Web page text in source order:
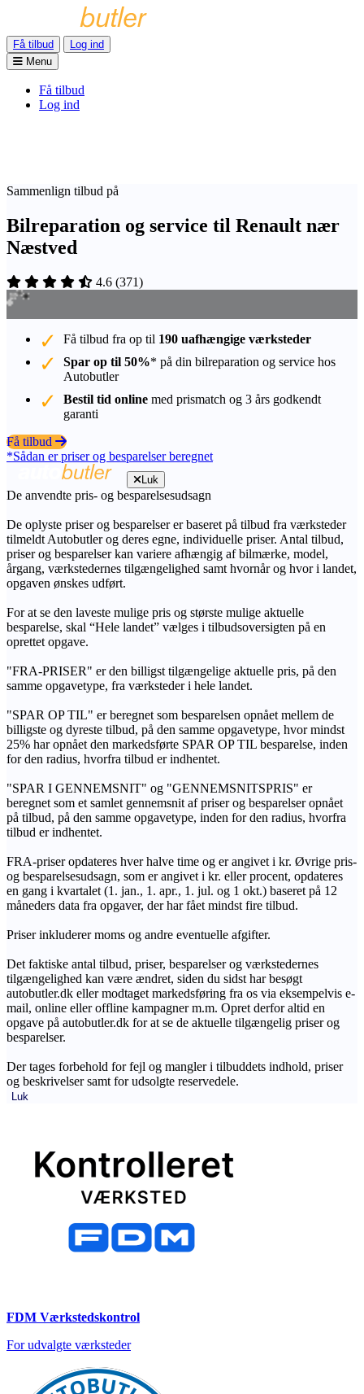
Få tilbud
Log ind
Menu
Få tilbud
Log ind
Sammenlign tilbud på
Bilreparation og service til Renault nær
Næstved
4.6 (371)
Få tilbud fra op til 190 uafhængige værksteder
Spar op til 50%* på din bilreparation og service hos
Autobutler
Bestil tid online med prismatch og 3 års godkendt
garanti
Få tilbud
*Sådan er priser og besparelser beregnet
Luk
De anvendte pris- og besparelsesudsagn
De oplyste priser og besparelser er baseret på tilbud fra værksteder
tilmeldt Autobutler og deres egne, individuelle priser. Antal tilbud,
priser og besparelser kan variere afhængig af bilmærke, model,
årgang, værkstedernes tilgængelighed samt hvornår og hvor i landet,
opgaven ønskes udført.
For at se den laveste mulige pris og største mulige aktuelle
besparelse, skal “Hele landet” vælges i tilbudsoversigten på en
oprettet opgave.
"FRA-PRISER" er den billigst tilgængelige aktuelle pris, på den
samme opgavetype, fra værksteder i hele landet.
"SPAR OP TIL" er beregnet som besparelsen opnået mellem de
billigste og dyreste tilbud, på den samme opgavetype, hvor mindst
25% har opnået den markedsførte SPAR OP TIL besparelse, inden
for den radius, hvorfra tilbud er indhentet.
"SPAR I GENNEMSNIT" og "GENNEMSNITSPRIS" er
beregnet som et samlet gennemsnit af priser og besparelser opnået
på tilbud, på den samme opgavetype, inden for den radius, hvorfra
tilbud er indhentet.
FRA-priser opdateres hver halve time og er angivet i kr. Øvrige pris-
og besparelsesudsagn, som er angivet i kr. eller procent, opdateres
en gang i kvartalet (1. jan., 1. apr., 1. jul. og 1 okt.) baseret på 12
måneders data fra opgaver, der har fået mindst fire tilbud.
Priser inkluderer moms og andre eventuelle afgifter.
Det faktiske antal tilbud, priser, besparelser og værkstedernes
tilgængelighed kan være ændret, siden du sidst har besøgt
autobutler.dk eller modtaget markedsføring fra os via eksempelvis e-
mail, online eller offline kampagner m.m. Opret derfor altid en
opgave på autobutler.dk for at se de aktuelle tilgængelig priser og
besparelser.
Der tages forbehold for fejl og mangler i tilbuddets indhold, priser
og beskrivelser samt for udsolgte reservedele.
Luk
FDM Værkstedskontrol
For udvalgte værksteder